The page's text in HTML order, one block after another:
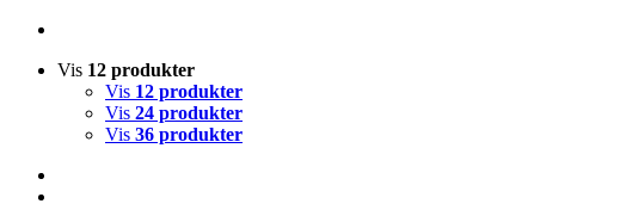
Vis 12 produkter
Vis 12 produkter
Vis 24 produkter
Vis 36 produkter